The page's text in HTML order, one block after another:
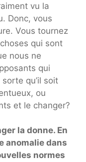
vu la
Donc, vous
Vous tournez
qui sont
nous ne
qui
qu’il soit
ou
et le changer?
la donne. En
anomalie dans
normes